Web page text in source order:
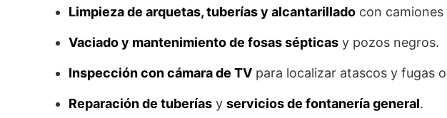
Limpieza de arquetas, tuberías y alcantarillado con camiones
Vaciado y mantenimiento de fosas sépticas y pozos negros.
Inspección con cámara de TV para localizar atascos y fugas
Reparación de tuberías y servicios de fontanería general.